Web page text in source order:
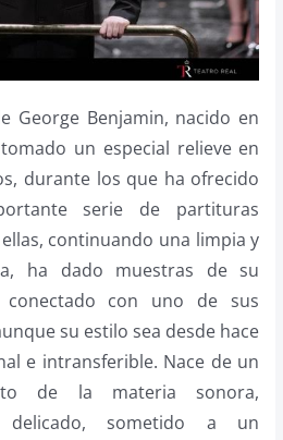
Benjamin, nacido en
un especial relieve en
durante los que ha ofrecido
serie de partituras
continuando una limpia y
ha dado muestras de su
con uno de sus
su estilo sea desde hace
e intransferible. Nace de un
de la materia sonora,
delicado, sometido a un